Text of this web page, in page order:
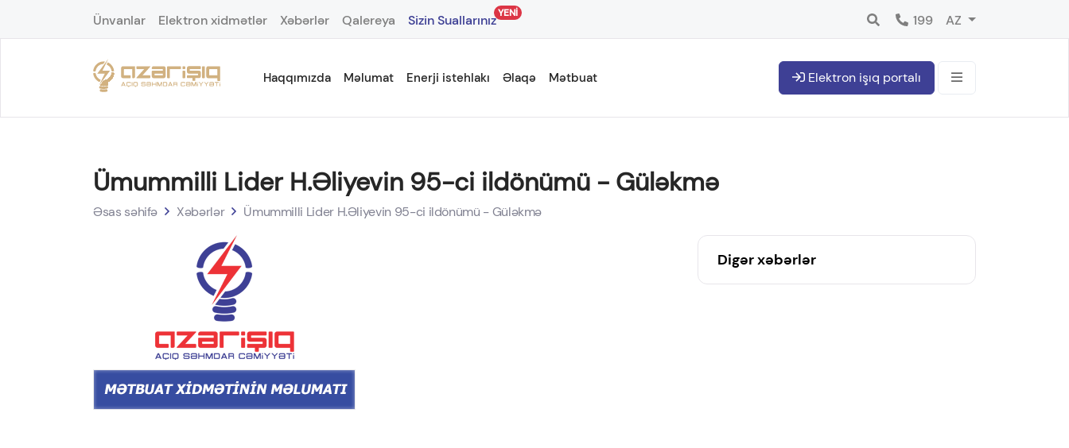
Ünvanlar Elektron xidmətlər Xəbərlər Qalereya Sizin SuallarınızYENİ 199 AZ
Haqqımızda Məlumat Enerji istehlakı Əlaqə Mətbuat Elektron işıq portalı
Ümummilli Lider H.Əliyevin 95-ci ildönümü - Güləkmə
Əsas səhifə Xəbərlər Ümummilli Lider H.Əliyevin 95-ci ildönümü - Güləkmə
Digər xəbərlər